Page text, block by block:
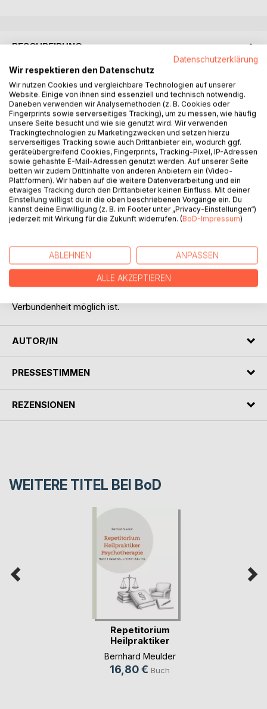
BESCHREIBUNG
ZWISCHEN NÄHE UND FREIHEIT
Beziehungen prägen unser Leben - und doch fühlen sie
sich manchmal widersprüchlich an. Mal schenken sie uns
Geborgenheit, mal fühlen wir uns eingeengt. Warum ziehen
wir uns zurück, obwohl wir uns nach Nähe sehnen? Warum
entstehen immer wieder dieselben Konflikte?
- Dieses Buch hilft dir, deine eigenen Bindungsmuster zu
verstehen, innere Ängste zu erkennen und bewusste
Entscheidungen zu treffen.
- Du erfährst, welcher Beziehungstyp du bist und welche
Dynamiken deine Partnerschaften prägen.
- Du lernst, auch in schwierigen Situationen mit deinem
umzugehen.
- So gewinnst du mehr Selbstsicherheit und Mut - und
schaffst eine Beziehung, die stabiler, vertrauensvoller und
Verbundenheit möglich ist.
AUTOR/IN
PRESSESTIMMEN
REZENSIONEN
WEITERE TITEL BEI BoD
Repetitorium
Heilpraktiker
Psychot(...)
Bernhard Meulder
16,80 € Buch
Datenschutzerklärung
Wir respektieren den Datenschutz
Wir nutzen Cookies und vergleichbare Technologien auf unserer
Website. Einige von ihnen sind essenziell und technisch notwendig.
Daneben verwenden wir Analysemethoden (z. B. Cookies oder
Fingerprints sowie serverseitiges Tracking), um zu messen, wie häufig
unsere Seite besucht und wie sie genutzt wird. Wir verwenden
Trackingtechnologien zu Marketingzwecken und setzen hierzu
serverseitiges Tracking sowie auch Drittanbieter ein, wodurch ggf.
geräteübergreifend Cookies, Fingerprints, Tracking-Pixel, IP-Adressen
sowie gehashte E-Mail-Adressen genutzt werden. Auf unserer Seite
betten wir zudem Drittinhalte von anderen Anbietern ein (Video-
Plattformen). Wir haben auf die weitere Datenverarbeitung und ein
etwaiges Tracking durch den Drittanbieter keinen Einfluss. Mit deiner
Einstellung willigst du in die oben beschriebenen Vorgänge ein. Du
kannst deine Einwilligung (z. B. im Footer unter „Privacy-Einstellungen“)
jederzeit mit Wirkung für die Zukunft widerrufen. (BoD-Impressum)
ABLEHNEN ANPASSEN
ALLE AKZEPTIEREN